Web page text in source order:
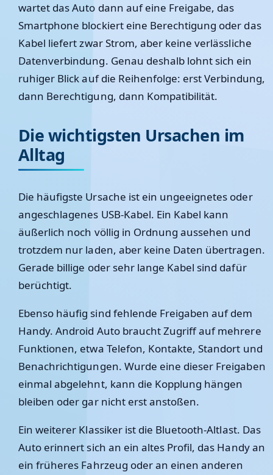
wartet das Auto dann auf eine Freigabe, das
Smartphone blockiert eine Berechtigung oder das
Kabel liefert zwar Strom, aber keine verlässliche
Datenverbindung. Genau deshalb lohnt sich ein
ruhiger Blick auf die Reihenfolge: erst Verbindung,
dann Berechtigung, dann Kompatibilität.
Die wichtigsten Ursachen im
Alltag
Die häufigste Ursache ist ein ungeeignetes oder
angeschlagenes USB-Kabel. Ein Kabel kann
äußerlich noch völlig in Ordnung aussehen und
trotzdem nur laden, aber keine Daten übertragen.
Gerade billige oder sehr lange Kabel sind dafür
berüchtigt.
Ebenso häufig sind fehlende Freigaben auf dem
Handy. Android Auto braucht Zugriff auf mehrere
Funktionen, etwa Telefon, Kontakte, Standort und
Benachrichtigungen. Wurde eine dieser Freigaben
einmal abgelehnt, kann die Kopplung hängen
bleiben oder gar nicht erst anstoßen.
Ein weiterer Klassiker ist die Bluetooth-Altlast. Das
Auto erinnert sich an ein altes Profil, das Handy an
ein früheres Fahrzeug oder an einen anderen